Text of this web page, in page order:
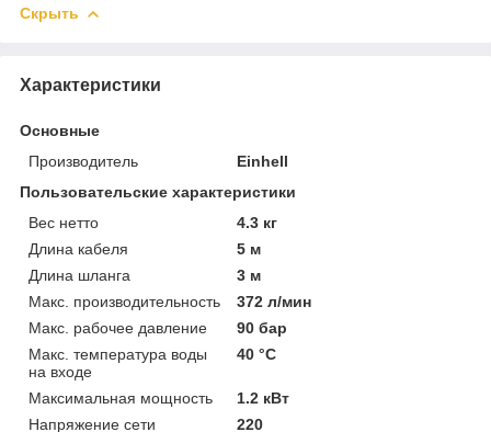
Скрыть
Характеристики
Основные
Производитель
Einhell
Пользовательские характеристики
Вес нетто
4.3 кг
Длина кабеля
5 м
Длина шланга
3 м
Макс. производительность
372 л/мин
Макс. рабочее давление
90 бар
Макс. температура воды
на входе
40 °C
Максимальная мощность
1.2 кВт
Напряжение сети
220